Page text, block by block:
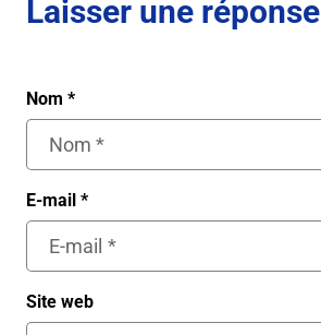
Laisser une réponse
Nom *
E-mail *
Site web